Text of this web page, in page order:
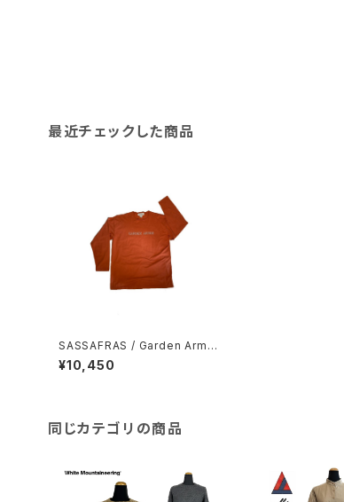
最近チェックした商品
SASSAFRAS / Garden Armor
L/S T
¥10,450
同じカテゴリの商品